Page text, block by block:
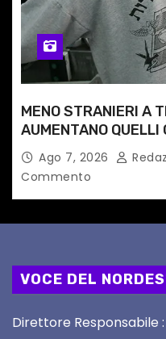
t
i
c
o
l
i
MENO STRANIERI A
AUMENTANO QUELLI
LAVORANO
Ago 7, 2026
Commento
VOCE DEL
Direttore Responsabile :